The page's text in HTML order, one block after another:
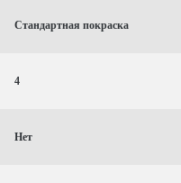
Стандартная покраска
4
Нет